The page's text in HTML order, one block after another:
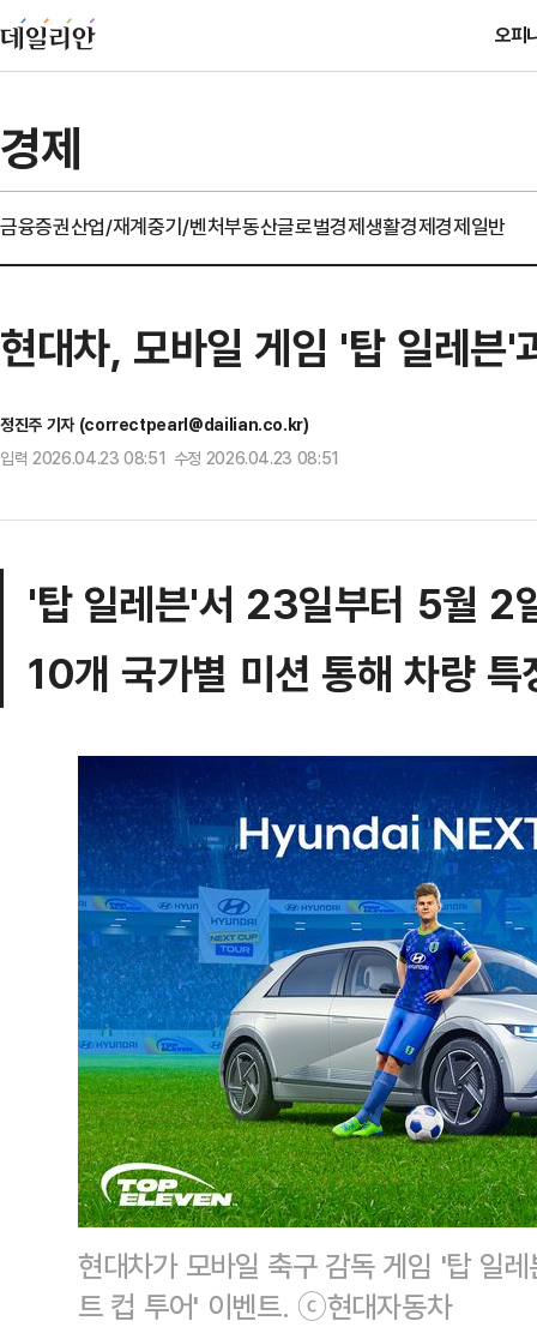
오피
경제
금융증권산업/재계중기/벤처부동산글로벌경제생활경제경제일반
현대차, 모바일 게임 '탑 일레븐'
정진주 기자 (correctpearl@dailian.co.kr)
입력 2026.04.23 08:51 수정 2026.04.23 08:51
'탑 일레븐'서 23일부터 5월 2
10개 국가별 미션 통해 차량
현대차가 모바일 축구 감독 게임 '탑 일
트 컵 투어' 이벤트. ⓒ현대자동차